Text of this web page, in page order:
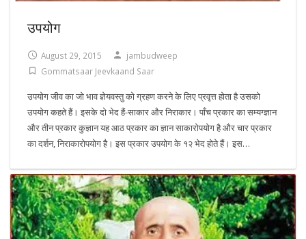
उपयोग
August 29, 2015
jambudweep
Gommatsaar Jeevkaand Saar
उपयोग जीव का जो भाव ज्ञेयवस्तु को ग्रहण करने के लिए प्रवृत्त होता है उसको
उपयोग कहते हैं। इसके दो भेद हैं-साकार और निराकार। पाँच प्रकार का सम्यग्ज्ञान
और तीन प्रकार कुज्ञान यह आठ प्रकार का ज्ञान साकारोपयोग है और चार प्रकार
का दर्शन, निराकारोपयोग है। इस प्रकार उपयोग के १२ भेद होते हैं। इस…